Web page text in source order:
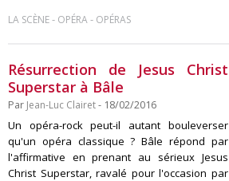
LA SCÈNE- OPÉRA- OPÉRAS
Résurrection de Jesus Christ
Superstar à Bâle
Par Jean-Luc Clairet- 18/02/2016
Un opéra-rock peut-il autant bouleverser
qu'un opéra classique ? Bâle répond par
l'affirmative en prenant au sérieux Jesus
Christ Superstar, ravalé pour l'occasion par